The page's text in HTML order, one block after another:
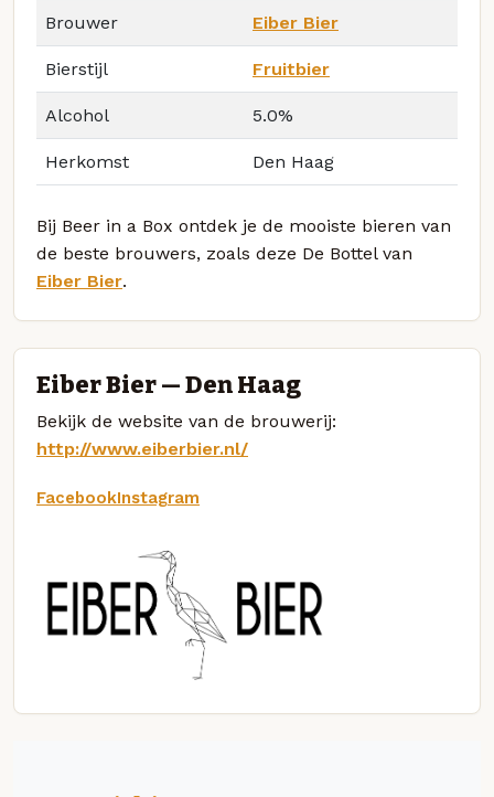
Brouwer Eiber Bier
Bierstijl Fruitbier
Alcohol 5.0%
Herkomst Den Haag
Bij Beer in a Box ontdek je de mooiste bieren van
de beste brouwers, zoals deze De Bottel van
Eiber Bier.
Eiber Bier — Den Haag
Bekijk de website van de brouwerij:
http://www.eiberbier.nl/
FacebookInstagram